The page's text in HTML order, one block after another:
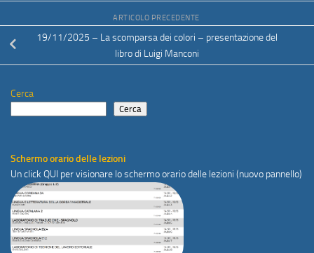
ARTICOLO PRECEDENTE
19/11/2025 – La scomparsa dei colori – presentazione del
libro di Luigi Manconi
Cerca
Cerca
Schermo orario delle lezioni
Un click QUI per visionare lo schermo orario delle lezioni (nuovo pannello)